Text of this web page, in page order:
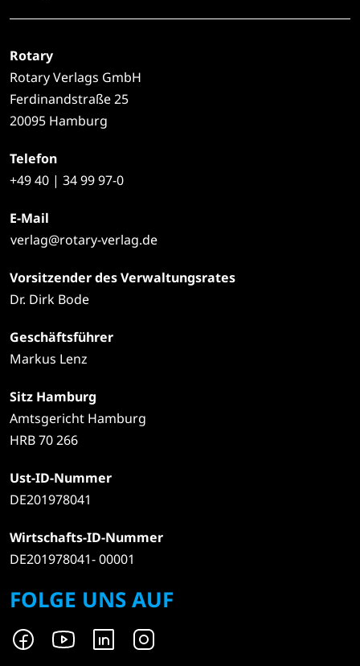
Rotary
Rotary Verlags GmbH
Ferdinandstraße 25
20095 Hamburg
Telefon
+4940 | 34 99 97-0
E-Mail
verlag@rotary-verlag.de
Vorsitzender des Verwaltungsrates
Dr. Dirk Bode
Geschäftsführer
Markus Lenz
Sitz Hamburg
Amtsgericht Hamburg
HRB 70 266
Ust-ID-Nummer
DE201978041
Wirtschafts-ID-Nummer
DE201978041- 00001
FOLGE UNS AUF